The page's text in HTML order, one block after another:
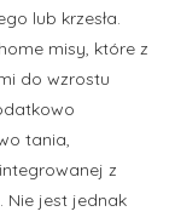
lub krzesła.
misy, które z
do wzrostu
tania,
z
Nie jest jednak